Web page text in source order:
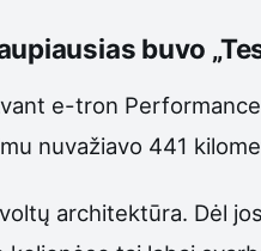
buvo
e-tron
nuvažiavo 441
architektūra. Dėl